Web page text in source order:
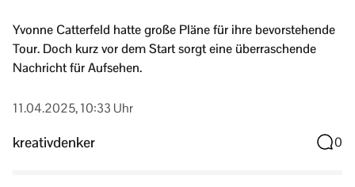
Yvonne Catterfeld hatte große Pläne für ihre bevorstehende
Tour. Doch kurz vor dem Start sorgt eine überraschende
Nachricht für Aufsehen.
11.04.2025, 10:33 Uhr
kreativdenker 0